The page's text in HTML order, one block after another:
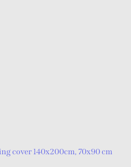
cover 140x200cm, 70x90 cm